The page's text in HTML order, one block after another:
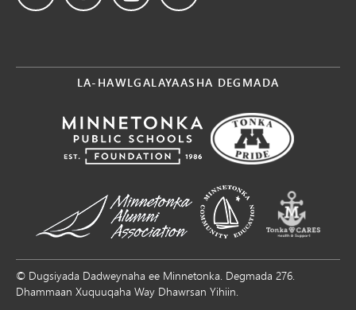
LA-HAWLGALAYAASHA DEGMADA
© Dugsiyada Dadweynaha ee Minnetonka. Degmada 276.
Dhammaan Xuquuqaha Way Dhawrsan Yihiin.